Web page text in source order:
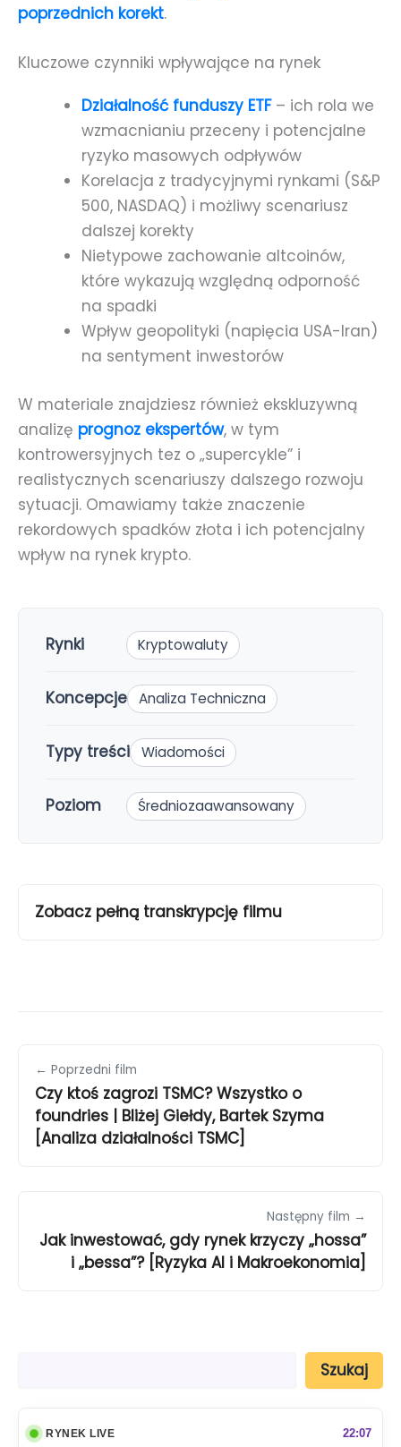
poprzednich korekt.
Kluczowe czynniki wpływające na rynek
Działalność funduszy ETF– ich rola we
wzmacnianiu przeceny i potencjalne
ryzyko masowych odpływów
Korelacja z tradycyjnymi rynkami (S&P
500, NASDAQ) i możliwy scenariusz
dalszej korekty
Nietypowe zachowanie altcoinów,
które wykazują względną odporność
na spadki
Wpływ geopolityki (napięcia USA-Iran)
na sentyment inwestorów
W materiale znajdziesz również ekskluzywną
analizę prognoz ekspertów, w tym
kontrowersyjnych tez o „supercykle” i
realistycznych scenariuszy dalszego rozwoju
sytuacji. Omawiamy także znaczenie
rekordowych spadków złota i ich potencjalny
wpływ na rynek krypto.
Rynki Kryptowaluty
Koncepcje Analiza Techniczna
Typy treści Wiadomości
Poziom Średniozaawansowany
Zobacz pełną transkrypcję filmu
← Poprzedni film
Czy ktoś zagrozi TSMC? Wszystko o
foundries | Bliżej Giełdy, Bartek Szyma
[Analiza działalności TSMC]
Następny film →
Jak inwestować, gdy rynek krzyczy „hossa”
i „bessa”? [Ryzyka AI i Makroekonomia]
Szukaj
RYNEK LIVE 22:07